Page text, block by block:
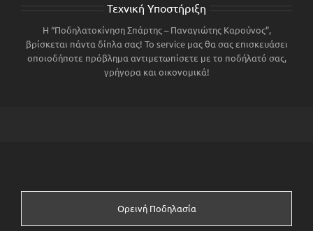
Τεχνική Υποστήριξη
Η “Ποδηλατοκίνηση Σπάρτης – Παναγιώτης Καρούνος”,
βρίσκεται πάντα δίπλα σας! Το service μας θα σας επισκευάσει
οποιοδήποτε πρόβλημα αντιμετωπίσετε με το ποδήλατό σας,
γρήγορα και οικονομικά!
Ορεινή Ποδηλασία